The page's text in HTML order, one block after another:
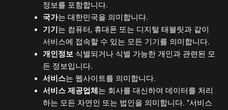
정보를 포함합니다.
국가는 대한민국을 의미합니다.
기기는 컴퓨터, 휴대폰 또는 디지털 태블릿과 같이
서비스에 접속할 수 있는 모든 기기를 의미합니다.
개인정보식별되거나 식별 가능한 개인과 관련된 모
든 정보입니다.
서비스는 웹사이트를 의미합니다.
서비스 제공업체는 회사를 대신하여 데이터를 처리
하는 모든 자연인 또는 법인을 의미합니다. "서비스